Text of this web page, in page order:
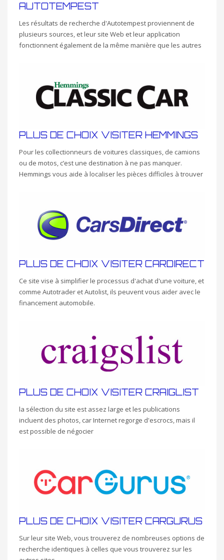
AUTOTEMPEST
Les résultats de recherche d'Autotempest proviennent de
plusieurs sources, et leur site Web et leur application
fonctionnent également de la même manière que les autres
PLUS DE CHOIX VISITER HEMMINGS
Pour les collectionneurs de voitures classiques, de camions
ou de motos, c’est une destination à ne pas manquer.
Hemmings vous aide à localiser les pièces difficiles à trouver
PLUS DE CHOIX VISITER CARDIRECT
Ce site vise à simplifier le processus d'achat d'une voiture, et
comme Autotrader et Autolist, ils peuvent vous aider avec le
financement automobile.
PLUS DE CHOIX VISITER CRAIGLIST
la sélection du site est assez large et les publications
incluent des photos, car Internet regorge d'escrocs, mais il
est possible de négocier
PLUS DE CHOIX VISITER CARGURUS
Sur leur site Web, vous trouverez de nombreuses options de
recherche identiques à celles que vous trouverez sur les